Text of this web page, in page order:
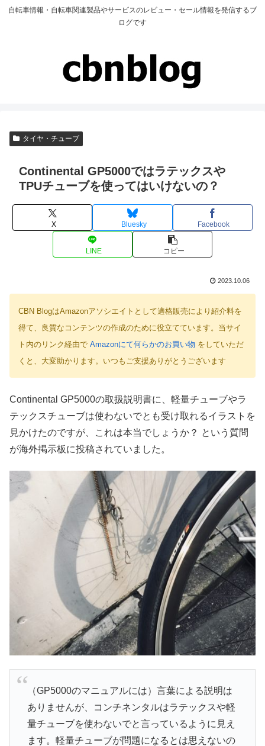
自転車情報・自転車関連製品やサービスのレビュー・セール情報を発信するブ
ログです
タイヤ・チューブ
Continental GP5000ではラテックスや
TPUチューブを使ってはいけないの？
X Bluesky Facebook
LINE コピー
2023.10.06
CBN BlogはAmazonアソシエイトとして適格販売により紹介料を
得て、良質なコンテンツの作成のために役立てています。当サイ
ト内のリンク経由で Amazonにて何らかのお買い物 をしていただ
くと、大変助かります。いつもご支援ありがとうございます
Continental GP5000の取扱説明書に、軽量チューブやラ
テックスチューブは使わないでとも受け取れるイラストを
見かけたのですが、これは本当でしょうか？ という質問
が海外掲示板に投稿されていました。
（GP5000のマニュアルには）言葉による説明は
ありませんが、コンチネンタルはラテックスや軽
量チューブを使わないでと言っているように見え
ます。軽量チューブが問題になるとは思えないの